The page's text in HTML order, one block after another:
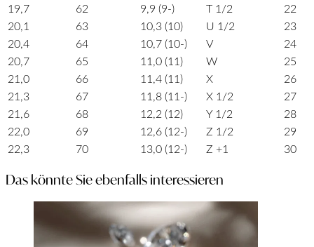
19,7
62 9,9 (9-) T 1/2
22
20,1
63 10,3 (10) U 1/2
23
20,4
64 10,7 (10-) V
24
20,7
65 11,0 (11) W
25
21,0
66 11,4 (11) X
26
21,3
67 11,8 (11-) X 1/2
27
21,6
68 12,2 (12) Y 1/2
28
22,0
69 12,6 (12-) Z 1/2
29
22,3
70 13,0 (12-) Z +1 30
Das könnte Sie ebenfalls interessieren